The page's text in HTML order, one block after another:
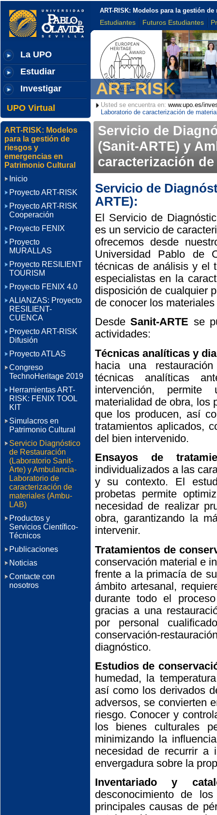
La UPO
Estudiar
Investigar
UPO Virtual
ART-RISK: Modelos para la gestión
Estudiantes Futuros Estudiantes
ART-RISK
Usted se encuentra en: www.upo.es/
Laboratorio de caracterización de
Servicio de
(Sanit-ARTE) y
caracterización
Servicio de
ARTE):
El Servicio de
es un servicio de
ofrecemos desde
Universidad Pablo de
técnicas de análisis y el
especialistas en la
disposición de cualquier
de conocer los
DesdeSanit-ARTE se
actividades:
Técnicas analíticas y
hacia una
técnicas analíticas
intervención,
materialidad de obra, los
que los producen, así
tratamientos aplicados,
del bien intervenido.
Ensayos de
individualizados a las
y su contexto. El
probetas permite
necesidad de realizar
obra, garantizando la
intervenir.
Tratamientos de
conservación material e
frente a la primacía de
ámbito artesanal,
durante todo el
gracias a una
por personal
conservación-
diagnóstico.
Estudios de
humedad, la
así como los derivados
adversos, se convierten
riesgo. Conocer y
los bienes culturales
minimizando la
necesidad de recurrir a
envergadura sobre la
Inventariado y
desconocimiento de
principales causas de
ART-RISK: Modelos
para la gestión de
riesgos y
emergencias en
Patrimonio Cultural
Inicio
Proyecto ART-RISK
Proyecto ART-RISK
Cooperación
Proyecto FENIX
Proyecto
MURALLAS
Proyecto RESILIENT
TOURISM
Proyecto FENIX 4.0
ALIANZAS: Proyecto
RESILIENT-
CUENCA
Proyecto ART-RISK
Difusión
Proyecto ATLAS
Congreso
TechnoHeritage 2019
Herramientas ART-
RISK: FENIX TOOL
KIT
Simulacros en
Patrimonio Cultural
Servicio Diagnóstico
de Restauración
(Laboratorio Sanit-
Arte) y Ambulancia-
Laboratorio de
caracterización de
materiales (Ambu-
LAB)
Productos y
Servicios Científico-
Técnicos
Publicaciones
Noticias
Contacte con
nosotros